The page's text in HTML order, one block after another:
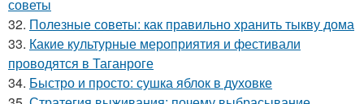
советы
32. Полезные советы: как правильно хранить тыкву дома
33. Какие культурные мероприятия и фестивали
проводятся в Таганроге
34. Быстро и просто: сушка яблок в духовке